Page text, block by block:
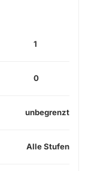
1
0
unbegrenzt
Alle Stufen